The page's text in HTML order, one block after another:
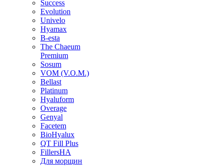
Success
Evolution
Univelo
Hyamax
B-esta
The Chaeum
Premium
Sosum
VOM (V.O.M.)
Bellast
Platinum
Hyaluform
Overage
Genyal
Facetem
BioHyalux
QT Fill Plus
FillersHA
Для морщин